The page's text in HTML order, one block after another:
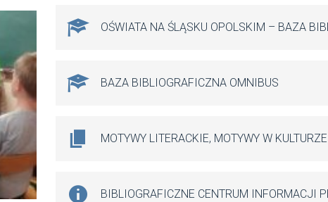
OŚWIATA NA ŚLĄSKU OPOLSKIM – BAZA
BAZA BIBLIOGRAFICZNA OMNIBUS
MOTYWY LITERACKIE, MOTYWY W KULTURZE
BIBLIOGRAFICZNE CENTRUM INFORMACJI